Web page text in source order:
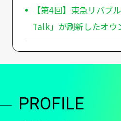
【第4回】東急リバブ
Talk」が刷新したオウ
PROFILE